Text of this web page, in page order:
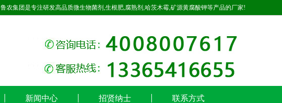
鲁农集团是专注研发高品质微生物菌剂,生根肥,腐熟剂,哈茨木霉,矿源黄腐酸钾等产品的厂家!
新闻中心 招贤纳士 联系方式